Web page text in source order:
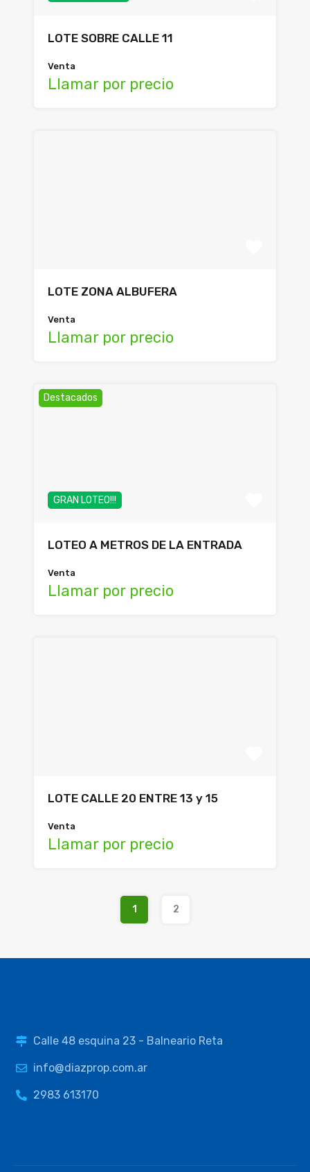
LOTE SOBRE CALLE 11
Venta
Llamar por precio
LOTE ZONA ALBUFERA
Venta
Llamar por precio
Destacados
GRAN LOTEO!!!
LOTEO A METROS DE LA ENTRADA
Venta
Llamar por precio
LOTE CALLE 20 ENTRE 13 y 15
Venta
Llamar por precio
1 2
Calle 48 esquina 23 - Balneario Reta
info@diazprop.com.ar
2983 613170